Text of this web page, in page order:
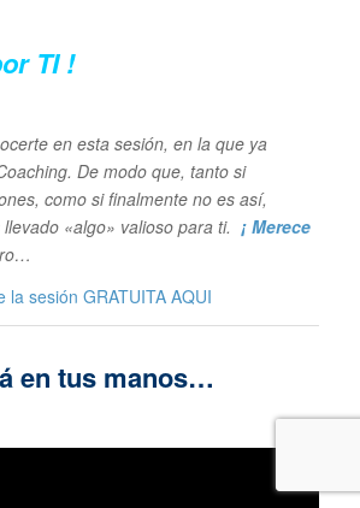
TI !
en esta sesión, en la que ya
De modo que, tanto si
como si finalmente no es así,
«algo» valioso para ti. ¡ Merece
la sesión GRATUITA AQUI
en tus manos…